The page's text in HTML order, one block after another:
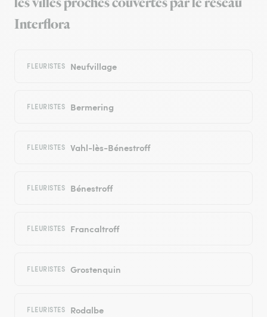
Interflora
FLEURISTES Neufvillage
FLEURISTES Bermering
FLEURISTES Vahl-lès-Bénestroff
FLEURISTES Bénestroff
FLEURISTES Francaltroff
FLEURISTES Grostenquin
FLEURISTES Rodalbe